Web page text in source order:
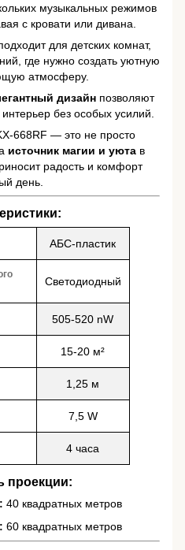
музыкальных режимов
с кровати или дивана.
для детских комнат,
где нужно создать уютную
атмосферу.
дизайн позволяют
без особых усилий.
668RF — это не просто
источник магии и уютав
радость и комфорт
день.
АБС-пластик
Светодиодный
505-520 nW
15-20 м²
1,25 м
7,5 W
4 часа
проекции:
40 квадратных метров
60 квадратных метров